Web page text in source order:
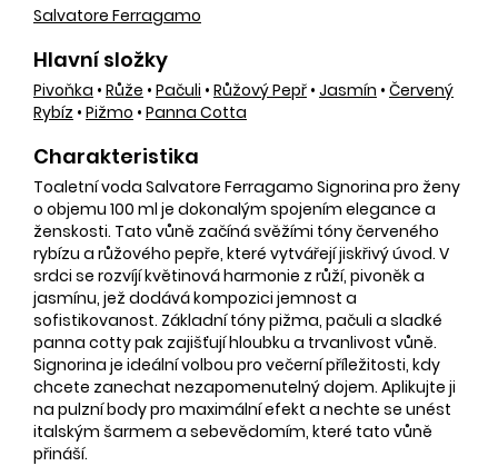
Salvatore Ferragamo
Hlavní složky
Pivoňka • Růže • Pačuli • Růžový Pepř • Jasmín • Červený
Rybíz • Pižmo • Panna Cotta
Charakteristika
Toaletní voda Salvatore Ferragamo Signorina pro ženy
o objemu 100 ml je dokonalým spojením elegance a
ženskosti. Tato vůně začíná svěžími tóny červeného
rybízu a růžového pepře, které vytvářejí jiskřivý úvod. V
srdci se rozvíjí květinová harmonie z růží, pivoněk a
jasmínu, jež dodává kompozici jemnost a
sofistikovanost. Základní tóny pižma, pačuli a sladké
panna cotty pak zajišťují hloubku a trvanlivost vůně.
Signorina je ideální volbou pro večerní příležitosti, kdy
chcete zanechat nezapomenutelný dojem. Aplikujte ji
na pulzní body pro maximální efekt a nechte se unést
italským šarmem a sebevědomím, které tato vůně
přináší.